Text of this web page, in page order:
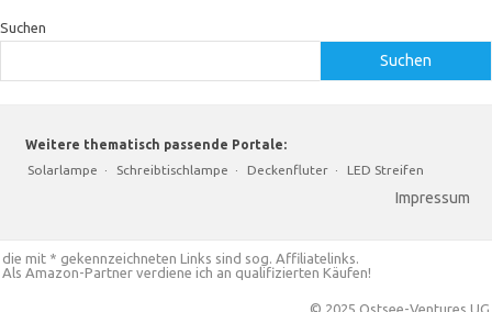
Suchen
Suchen
Weitere thematisch passende Portale:
Solarlampe · Schreibtischlampe · Deckenfluter · LED Streifen
Impressum
die mit * gekennzeichneten Links sind sog. Affiliatelinks.
Als Amazon-Partner verdiene ich an qualifizierten Käufen!
© 2025 Ostsee-Ventures UG